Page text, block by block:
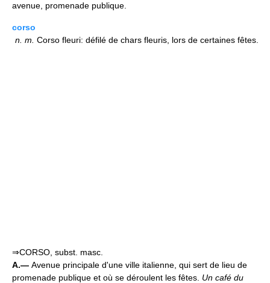
avenue, promenade publique.
corso
n. m. Corso fleuri: défilé de chars fleuris, lors de certaines fêtes.
⇒CORSO, subst. masc.
A.— Avenue principale d'une ville italienne, qui sert de lieu de
promenade publique et où se déroulent les fêtes. Un café du